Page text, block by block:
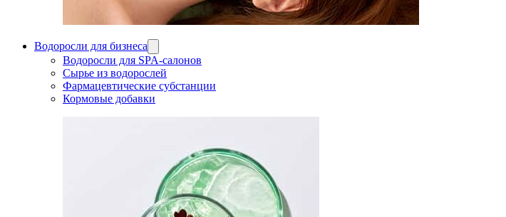
Водоросли для бизнеса
Водоросли для SPA-салонов
Сырье из водорослей
Фармацевтические субстанции
Кормовые добавки